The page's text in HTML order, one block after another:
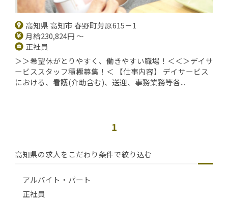
高知県 高知市 春野町芳原615－1
月給230,824円 ～
正社員
＞＞希望休がとりやすく、働きやすい職場！＜＜＞デイサ
ービススタッフ積極募集！＜ 【仕事内容】 デイサービス
における、看護(介助含む)、送迎、事務業務等各...
1
高知県の求人をこだわり条件で絞り込む
アルバイト・パート
正社員